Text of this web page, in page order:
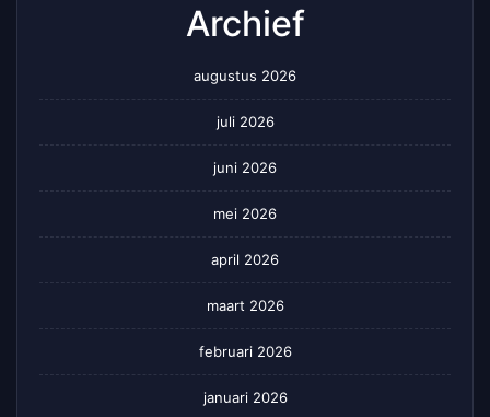
Archief
augustus 2026
juli 2026
juni 2026
mei 2026
april 2026
maart 2026
februari 2026
januari 2026